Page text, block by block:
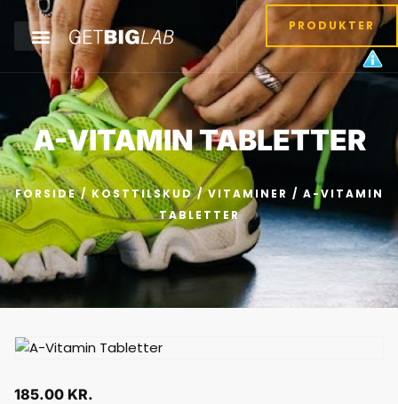
PRODUKTER
A-VITAMIN TABLETTER
FORSIDE/ KOSTTILSKUD/VITAMINER / A-VITAMIN
TABLETTER
185.00 KR.